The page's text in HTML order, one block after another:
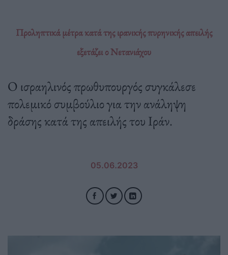
Προληπτικά μέτρα κατά της ιρανικής πυρηνικής απειλής
εξετάζει ο Νετανιάχου
Ο ισραηλινός πρωθυπουργός συγκάλεσε
πολεμικό συμβούλιο για την ανάληψη
δράσης κατά της απειλής του Ιράν.
05.06.2023